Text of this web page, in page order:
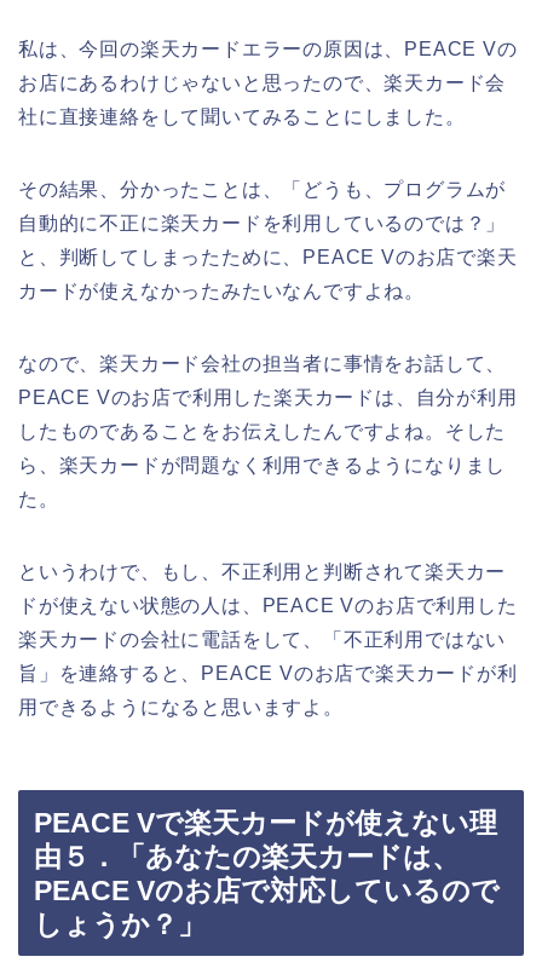
私は、今回の楽天カードエラーの原因は、PEACE Vの
お店にあるわけじゃないと思ったので、楽天カード会
社に直接連絡をして聞いてみることにしました。
その結果、分かったことは、「どうも、プログラムが
自動的に不正に楽天カードを利用しているのでは？」
と、判断してしまったために、PEACE Vのお店で楽天
カードが使えなかったみたいなんですよね。
なので、楽天カード会社の担当者に事情をお話して、
PEACE Vのお店で利用した楽天カードは、自分が利用
したものであることをお伝えしたんですよね。そした
ら、楽天カードが問題なく利用できるようになりまし
た。
というわけで、もし、不正利用と判断されて楽天カー
ドが使えない状態の人は、PEACE Vのお店で利用した
楽天カードの会社に電話をして、「不正利用ではない
旨」を連絡すると、PEACE Vのお店で楽天カードが利
用できるようになると思いますよ。
PEACE Vで楽天カードが使えない理
由５．「あなたの楽天カードは、
PEACE Vのお店で対応しているので
しょうか？」